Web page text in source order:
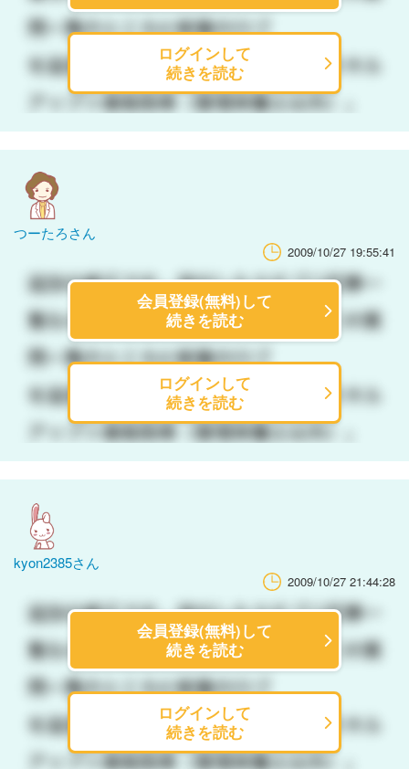
ログインして
続きを読む
つーたろさん
2009/10/27 19:55:41
会員登録(無料)して
続きを読む
ログインして
続きを読む
kyon2385さん
2009/10/27 21:44:28
会員登録(無料)して
続きを読む
ログインして
続きを読む